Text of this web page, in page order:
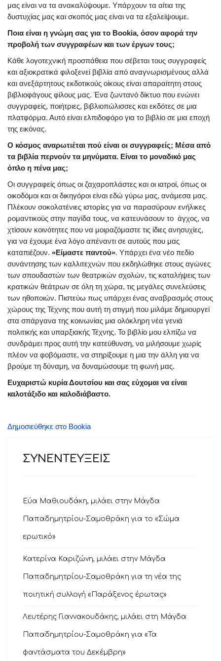
μας είναι να τα ανακαλύψουμε. Υπάρχουν τα αίτια της
δυστυχίας μας και σκοπός μας είναι να τα εξαλείψουμε.
Ποια είναι η γνώμη σας για το Bookia, όσον αφορά την
προβολή των συγγραφέων και των έργων τους;
Κάθε λογοτεχνική προσπάθεια που σέβεται τους συγγραφείς
και αξιοκρατικά φιλοξενεί βιβλία από αναγνωρισμένους αλλά
και ανεξάρτητους εκδοτικούς οίκους είναι απαραίτητη στους
βιβλιοφάγους φίλους μας. Ένα ζωντανό δίκτυο που ενώνει
συγγραφείς, ποιήτριες, βιβλιοπώλισσες και εκδότες σε μια
πλατφόρμα. Αυτό είναι ελπιδοφόρο για το βιβλίο σε μια εποχή
της εικόνας.
Ο κόσμος αναρωτιέται πού είναι οι συγγραφείς; Μέσα από
τα βιβλία περνούν τα μηνύματα. Είναι το μοναδικό μας
όπλο η πένα μας;
Οι συγγραφείς όπως οι ζαχαροπλάστες και οι ιατροί, όπως οι
οικοδόμοι και οι δικηγόροι είναι εδώ γύρω μας, ανάμεσα μας.
Πλέκουν σοκολατένιες ιστορίες για να παρασύρουν ενήλικες
ρομαντικούς στην παγίδα τους, να κατευνάσουν το άγχος, να
χτίσουν κοινότητες που να μοιραζόμαστε τις ίδιες ανησυχίες,
για να έχουμε ένα λόγο απέναντι σε αυτούς που μας
καταπιέζουν. «Είμαστε παντού». Υπάρχει ένα νέο πεδίο
συνάντησης των καλλιτεχνών που εκδηλώθηκε στους αγώνες
των σπουδαστών των θεατρικών σχολών, τις καταλήψεις των
κρατικών θεάτρων σε όλη τη χώρα, τις μεγάλες συνελεύσεις
των ηθοποιών. Πιστεύω πως υπάρχει ένας αναβρασμός στους
χώρους της Τέχνης που αυτή τη στιγμή που μιλάμε δημιουργεί
στα σπάργανα της κοινωνίας μια ολόκληρη νέα γενιά
πολιτικής και υπαρξιακής Τέχνης. Το βιβλίο μου ελπίζω να
συνδράμει προς αυτή την κατεύθυνση, να μιλήσουμε χωρίς
πλέον να φοβόμαστε, να στηρίξουμε η μια την άλλη για να
βρούμε τη δύναμη, να δυναμώσουμε τη φωνή μας.
Ευχαριστώ κυρία Δουτσίου και σας εύχομαι να είναι
καλοτάξιδο και καλοδιάβαστο.
Δημοσιεύθηκε στο Bookia
ΣΥΝΕΝΤΕΥΞΕΙΣ
Εύα Μαθιουδάκη, μιλάει στην Μάγδα
Παπαδημητρίου-Σαμοθράκη για το «Σώμα
ερωτικό»
Κατερίνα Καριζώνη, μιλάει στην Μάγδα
Παπαδημητρίου-Σαμοθράκη για τη νέα της
ποιητική συλλογή «Παράξενος έρωτας»
Λευτέρης Γιαννακουδάκης, μιλάει στη Μάγδα
Παπαδημητρίου-Σαμοθράκη για «Τα
φαντάσματα του Δεκέμβρη»